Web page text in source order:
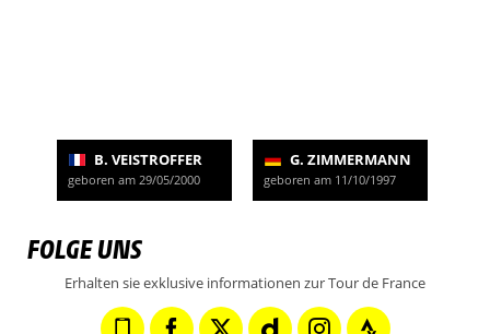
B. VEISTROFFER
geboren am 29/05/2000
G. ZIMMERMANN
geboren am 11/10/1997
FOLGE UNS
Erhalten sie exklusive informationen zur Tour de France